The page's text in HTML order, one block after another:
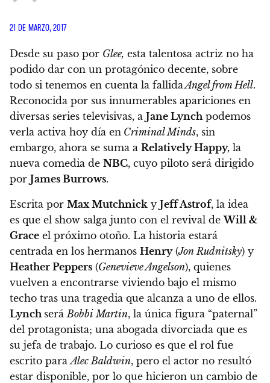
21 DE MARZO, 2017
Desde su paso por Glee, esta talentosa actriz no ha
podido dar con un protagónico decente, sobre
todo si tenemos en cuenta la fallidaAngel from Hell.
Reconocida por sus innumerables apariciones en
diversas series televisivas, a Jane Lynch podemos
verla activa hoy día en Criminal Minds, sin
embargo, ahora se suma a Relatively Happy, la
nueva comedia de NBC, cuyo piloto será dirigido
por James Burrows.
Escrita por Max Mutchnick y Jeff Astrof, la idea
es que el show salga junto con el revival deWill &
Grace el próximo otoño. La historia estará
centrada en los hermanos Henry(Jon Rudnitsky) y
Heather Peppers (Genevieve Angelson), quienes
vuelven a encontrarse viviendo bajo el mismo
techo tras una tragedia que alcanza a uno de ellos.
Lynch será Bobbi Martin, la única figura “paternal”
del protagonista; una abogada divorciada que es
su jefa de trabajo. Lo curioso es que el rol fue
escrito paraAlec Baldwin, pero el actor no resultó
estar disponible, por lo que hicieron un cambio de